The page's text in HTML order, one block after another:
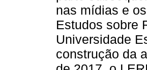
nas mídias e
Estudos sobre
Universidade
construção da